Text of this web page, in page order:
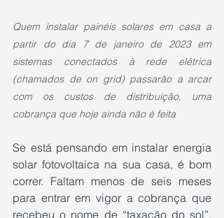
Quem instalar painéis solares em casa a
partir do dia 7 de janeiro de 2023 em
sistemas conectados à rede elétrica
(chamados de on grid) passarão a arcar
com os custos de distribuição, uma
cobrança que hoje ainda não é feita
Se está pensando em instalar energia
solar fotovoltaica na sua casa, é bom
correr. Faltam menos de seis meses
para entrar em vigor a cobrança que
recebeu o nome de “taxação do sol”.